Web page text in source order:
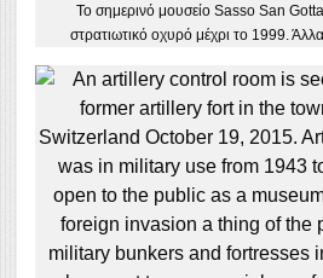
Το σημερινό μουσείο Sasso San
στρατιωτικό οχυρό μέχρι το 1999.